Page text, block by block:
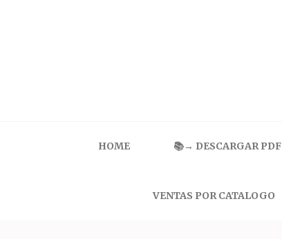
HOME 📚→ DESCARGAR PDF
VENTAS POR CATALOGO